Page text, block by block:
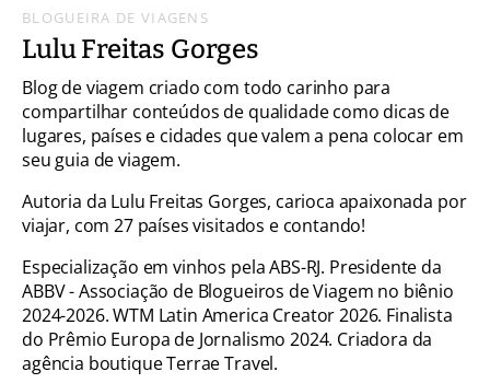
BLOGUEIRA DE VIAGENS
Lulu Freitas Gorges
Blog de viagem criado com todo carinho para
compartilhar conteúdos de qualidade como dicas de
lugares, países e cidades que valem a pena colocar em
seu guia de viagem.
Autoria da Lulu Freitas Gorges, carioca apaixonada por
viajar, com 27 países visitados e contando!
Especialização em vinhos pela ABS-RJ. Presidente da
ABBV - Associação de Blogueiros de Viagem no biênio
2024-2026. WTM Latin America Creator 2026. Finalista
do Prêmio Europa de Jornalismo 2024. Criadora da
agência boutique Terrae Travel.